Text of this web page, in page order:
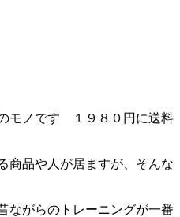
モノです １９８０円に送料
商品や人が居ますが、そんな
ながらのトレーニングが一番